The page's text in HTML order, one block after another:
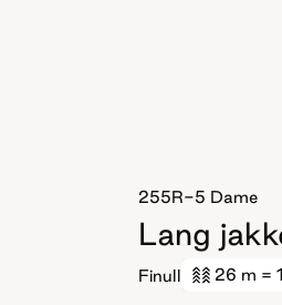
255R-5 Dame
Lang
Finull 26 m =